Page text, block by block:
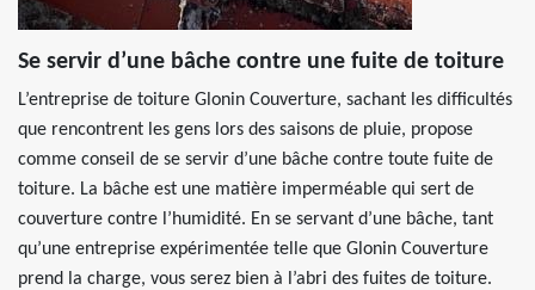
Se servir d’une bâche contre une fuite de toiture
L’entreprise de toiture Glonin Couverture, sachant les difficultés
que rencontrent les gens lors des saisons de pluie, propose
comme conseil de se servir d’une bâche contre toute fuite de
toiture. La bâche est une matière imperméable qui sert de
couverture contre l’humidité. En se servant d’une bâche, tant
qu’une entreprise expérimentée telle que Glonin Couverture
prend la charge, vous serez bien à l’abri des fuites de toiture.